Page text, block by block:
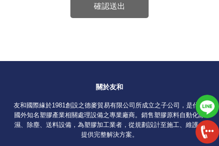
確認送出
關於友和
友和國際緣於1981創設之德麥貿易有限公司所成立之子公司，是代理
國外知名塑膠產業相關處理設備之專業廠商。銷售塑膠原料自動化除
濕、除塵、送料設備，為塑膠加工業者，從規劃設計至施工、維護，
提供完整解決方案。